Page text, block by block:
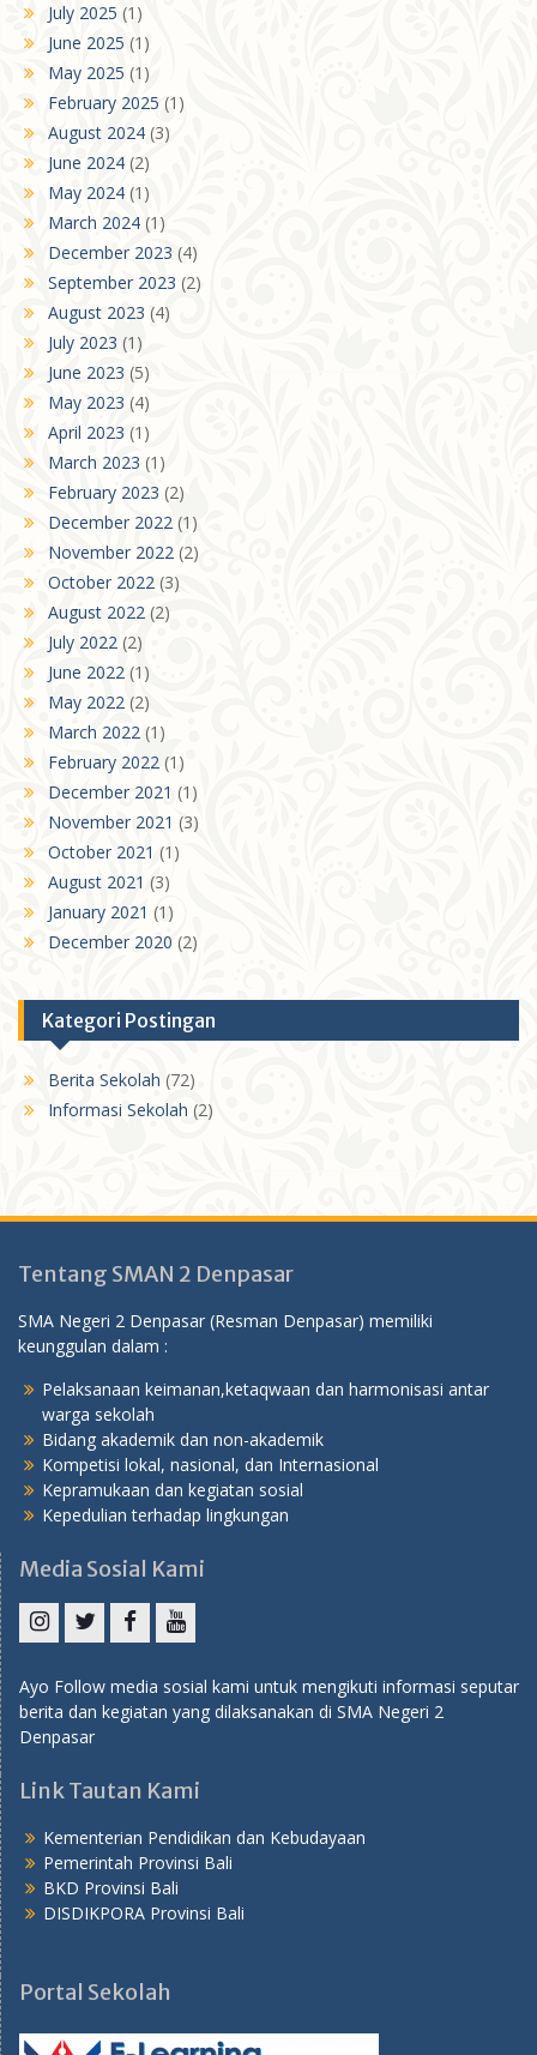
July 2025 (1)
June 2025 (1)
May 2025 (1)
February 2025 (1)
August 2024 (3)
June 2024 (2)
May 2024 (1)
March 2024 (1)
December 2023 (4)
September 2023 (2)
August 2023 (4)
July 2023 (1)
June 2023 (5)
May 2023 (4)
April 2023 (1)
March 2023 (1)
February 2023 (2)
December 2022 (1)
November 2022 (2)
October 2022 (3)
August 2022 (2)
July 2022 (2)
June 2022 (1)
May 2022 (2)
March 2022 (1)
February 2022 (1)
December 2021 (1)
November 2021 (3)
October 2021 (1)
August 2021 (3)
January 2021 (1)
December 2020 (2)
Kategori Postingan
Berita Sekolah (72)
Informasi Sekolah (2)
Tentang SMAN 2 Denpasar
SMA Negeri 2 Denpasar (Resman Denpasar) memiliki
keunggulan dalam :
Pelaksanaan keimanan,ketaqwaan dan harmonisasi antar
warga sekolah
Bidang akademik dan non-akademik
Kompetisi lokal, nasional, dan Internasional
Kepramukaan dan kegiatan sosial
Kepedulian terhadap lingkungan
Media Sosial Kami
Ayo Follow media sosial kami untuk mengikuti informasi seputar
berita dan kegiatan yang dilaksanakan di SMA Negeri 2
Denpasar
Link Tautan Kami
Kementerian Pendidikan dan Kebudayaan
Pemerintah Provinsi Bali
BKD Provinsi Bali
DISDIKPORA Provinsi Bali
Portal Sekolah